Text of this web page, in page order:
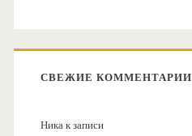
СВЕЖИЕ КОММЕНТАРИИ
Никак записи